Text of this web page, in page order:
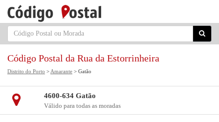
Código Postal da Rua da Estorrinheira
Distrito do Porto > Amarante > Gatão
4600-634 Gatão
Válido para todas as moradas